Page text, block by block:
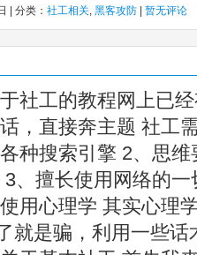
| 分类： 社工相关, 黑客攻防 暂无评论
社工的教程网上已
，直接奔主题 社工
种搜索引擎 2、思
3、擅长使用网络的
用心理学 其实心理
就是骗，利用一些